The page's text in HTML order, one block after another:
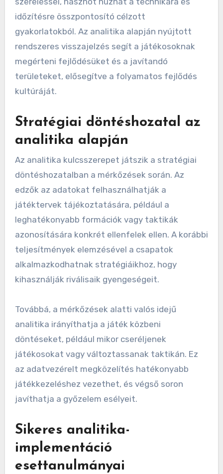
időzítésre összpontosító célzott
gyakorlatokból. Az analitika alapján nyújtott
rendszeres visszajelzés segít a játékosoknak
megérteni fejlődésüket és a javítandó
területeket, elősegítve a folyamatos fejlődés
kultúráját.
Stratégiai döntéshozatal az
analitika alapján
Az analitika kulcsszerepet játszik a stratégiai
döntéshozatalban a mérkőzések során. Az
edzők az adatokat felhasználhatják a
játéktervek tájékoztatására, például a
leghatékonyabb formációk vagy taktikák
azonosítására konkrét ellenfelek ellen. A korábbi
teljesítmények elemzésével a csapatok
alkalmazkodhatnak stratégiáikhoz, hogy
kihasználják riválisaik gyengeségeit.
Továbbá, a mérkőzések alatti valós idejű
analitika irányíthatja a játék közbeni
döntéseket, például mikor cseréljenek
játékosokat vagy változtassanak taktikán. Ez
az adatvezérelt megközelítés hatékonyabb
játékkezeléshez vezethet, és végső soron
javíthatja a győzelem esélyeit.
Sikeres analitika-
implementáció
esettanulmányai